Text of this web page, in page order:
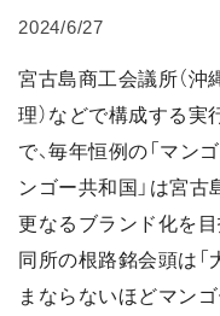
2024/6/27
宮古島商工会議所（沖
理）などで構成する実
で、毎年恒例の「マン
ンゴー共和国」は宮古
更なるブランド化を
同所の根路銘会頭は「
まならないほどマン